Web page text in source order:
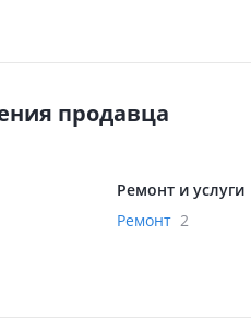
продавца
Ремонт и услуги
Ремонт 2